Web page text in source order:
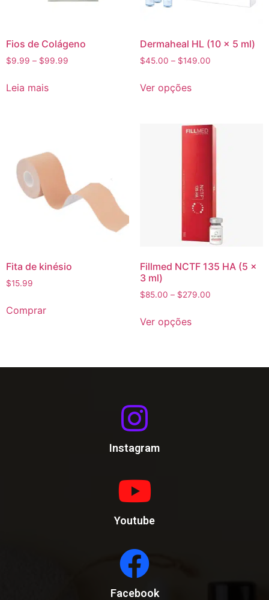
Fios de Colágeno
$9.99 – $99.99
Leia mais
Dermaheal HL (10 x 5 ml)
$45.00 – $149.00
Ver opções
Fita de kinésio
$15.99
Comprar
Fillmed NCTF 135 HA (5 x
3 ml)
$85.00 – $279.00
Ver opções
Instagram
Youtube
Facebook